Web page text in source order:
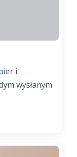
i
wysłanym